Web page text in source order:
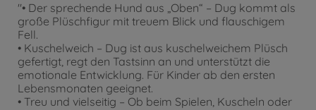
"• Der sprechende Hund aus „Oben“ – Dug kommt als
große Plüschfigur mit treuem Blick und flauschigem
Fell.
• Kuschelweich – Dug ist aus kuschelweichem Plüsch
gefertigt, regt den Tastsinn an und unterstützt die
emotionale Entwicklung. Für Kinder ab den ersten
Lebensmonaten geeignet.
• Treu und vielseitig – Ob beim Spielen, Kuscheln oder